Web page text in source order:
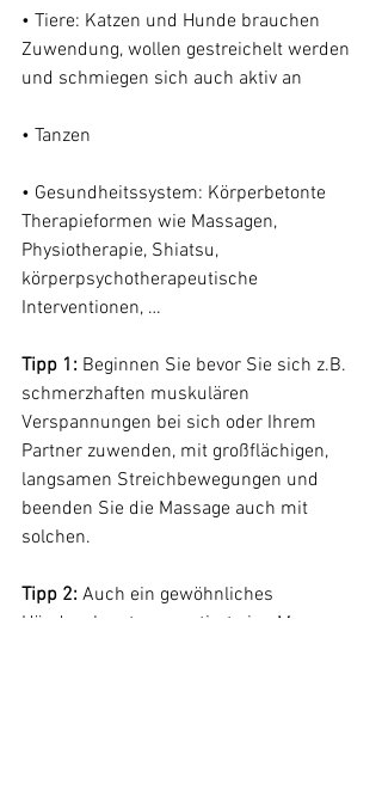
• Tiere: Katzen und Hunde brauchen
Zuwendung, wollen gestreichelt werden
und schmiegen sich auch aktiv an
• Tanzen
• Gesundheitssystem: Körperbetonte
Therapieformen wie Massagen,
Physiotherapie, Shiatsu,
körperpsychotherapeutische
Interventionen, …
Tipp 1: Beginnen Sie bevor Sie sich z.B.
schmerzhaften muskulären
Verspannungen bei sich oder Ihrem
Partner zuwenden, mit großflächigen,
langsamen Streichbewegungen und
beenden Sie die Massage auch mit
solchen.
Tipp 2: Auch ein gewöhnliches
Händegeben transportiert eine Menge an